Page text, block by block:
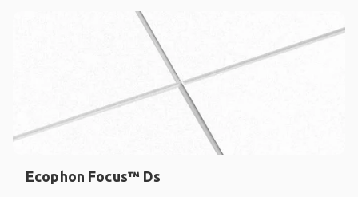
Ecophon Focus™ Ds